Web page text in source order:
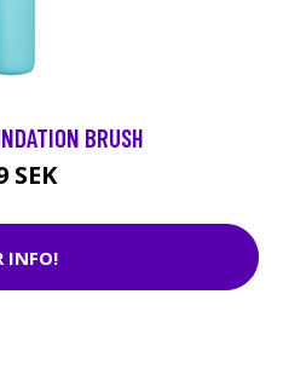
BRUSH
SEK
INFO!